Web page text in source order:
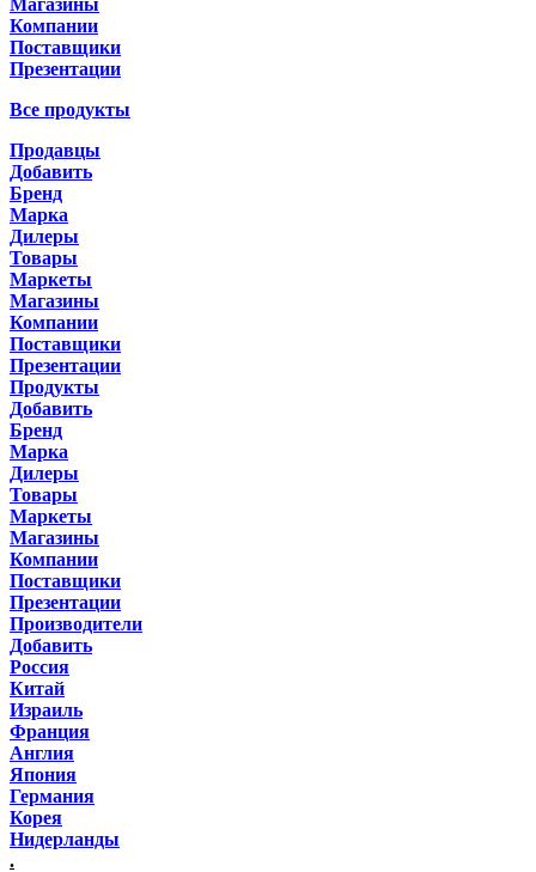
Магазины
Компании
Поставщики
Презентации
Все продукты
Продавцы
Добавить
Бренд
Марка
Дилеры
Товары
Маркеты
Магазины
Компании
Поставщики
Презентации
Продукты
Добавить
Бренд
Марка
Дилеры
Товары
Маркеты
Магазины
Компании
Поставщики
Презентации
Производители
Добавить
Россия
Китай
Израиль
Франция
Англия
Япония
Германия
Корея
Нидерланды
.